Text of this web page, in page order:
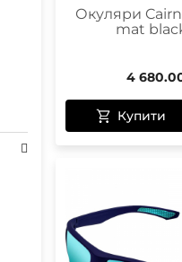
Окуляри
mat
4
Купити